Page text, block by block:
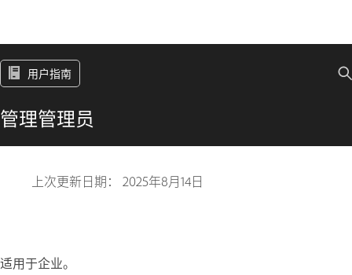
用户指南
管理管理员
上次更新日期： 2025年8月14日
适用于企业。